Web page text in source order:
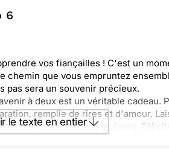
6
vos fiançailles ! C'est un
chemin que vous empruntez
pas sera un souvenir précieux.
à deux est un véritable cadeau.
remplie de rires et d'amour.
que vous chérirez toujours.
le texte en entier